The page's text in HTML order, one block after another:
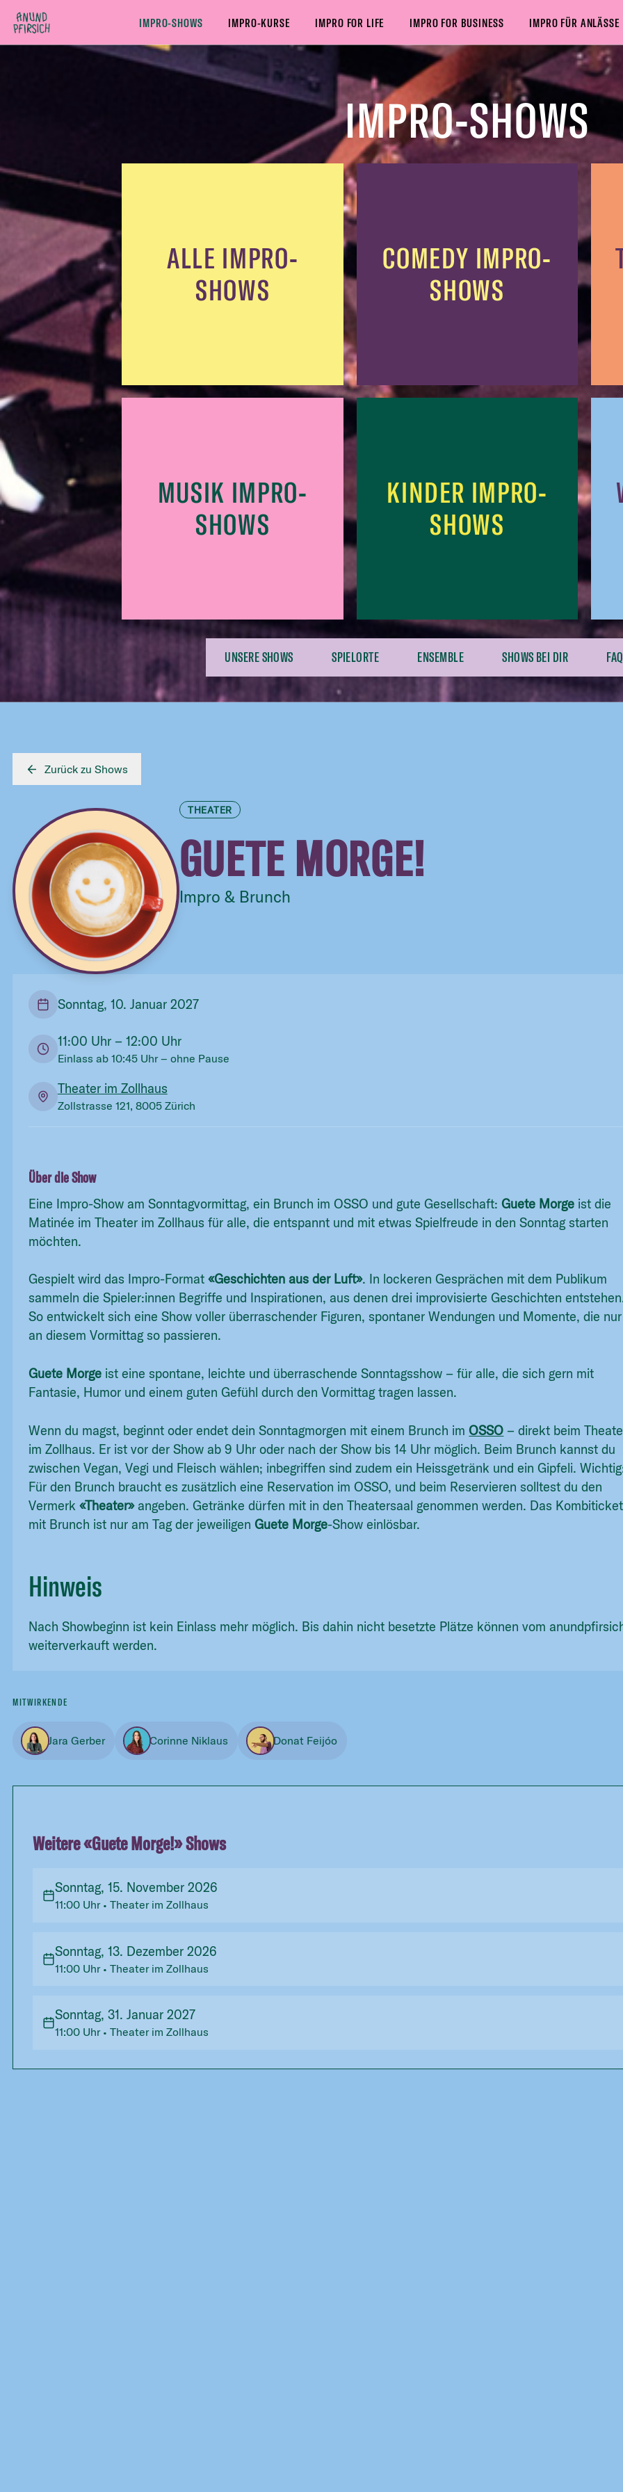
Zum Inhalt springen
IMPRO-SHOWS IMPRO-KURSE IMPRO FOR LIFE IMPRO FOR BUSINESS IMPRO FÜR ANLÄSSE
ALLE IMPRO-SHOWS COMEDY IMPRO-SHOWS THEATER IMPRO-SHOWS MUSIK IMPRO-SHOWS KINDER IMPRO-
IMPRO-SHOWS
ALLE IMPRO-
SHOWS
COMEDY IMPRO-
SHOWS
MUSIK IMPRO-
SHOWS
KINDER IMPRO-
SHOWS
UNSERE SHOWS SPIELORTE ENSEMBLE SHOWS BEI DIR
Zurück zu Shows
THEATER
GUETE MORGE!
Impro & Brunch
Sonntag, 10. Januar 2027
11:00 Uhr– 12:00 Uhr
Einlass ab 10:45Uhr– ohne Pause
Theater im Zollhaus
Zollstrasse 121, 8005 Zürich
Über die Show
Eine Impro-Show am Sonntagvormittag, ein Brunch im OSSO und gute Gesellschaft:Guete Morge ist die
Matinée im Theater im Zollhaus für alle, die entspannt und mit etwas Spielfreude in den Sonntag starten
möchten.
Gespielt wird das Impro-Format«Geschichten aus der Luft». In lockeren Gesprächen mit dem Publikum
sammeln die Spieler:innen Begriffe und Inspirationen, aus denen drei improvisierte Geschichten
So entwickelt sich eine Show voller überraschender Figuren, spontaner Wendungen und Momente, die nur
an diesem Vormittag so passieren.
Guete Morge ist eine spontane, leichte und überraschende Sonntagsshow – für alle, die sich gern mit
Fantasie, Humor und einem guten Gefühl durch den Vormittag tragen lassen.
Wenn du magst, beginnt oder endet dein Sonntagmorgen mit einem Brunch imOSSO – direkt beim
im Zollhaus. Er ist vor der Show ab 9 Uhr oder nach der Show bis 14 Uhr möglich. Beim Brunch kannst du
zwischen Vegan, Vegi und Fleisch wählen; inbegriffen sind zudem ein Heissgetränk und ein Gipfeli.
Für den Brunch braucht es zusätzlich eine Reservation im OSSO, und beim Reservieren solltest du den
Vermerk«Theater»angeben. Getränke dürfen mit in den Theatersaal genommen werden. Das Kombiticket
mit Brunch ist nur am Tag der jeweiligenGuete Morge-Show einlösbar.
Hinweis
Nach Showbeginn ist kein Einlass mehr möglich. Bis dahin nicht besetzte Plätze können vom
weiterverkauft werden.
MITWIRKENDE
Jara Gerber Corinne Niklaus Donat Feijóo
Weitere «Guete Morge!» Shows
Sonntag, 15. November 2026
11:00 Uhr• Theater im Zollhaus
Sonntag, 13. Dezember 2026
11:00 Uhr• Theater im Zollhaus
Sonntag, 31. Januar 2027
11:00 Uhr• Theater im Zollhaus